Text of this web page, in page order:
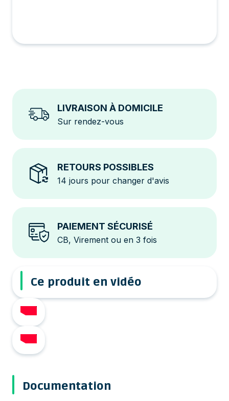
potentiel maximal, même en cas d'ombrage partiel.
Installation Durable: Conçu pour minimiser les
LIVRAISON À DOMICILE
Sur rendez-vous
RETOURS POSSIBLES
14 jours pour changer d'avis
PAIEMENT SÉCURISÉ
CB, Virement ou en 3 fois
Ce produit en vidéo
Documentation